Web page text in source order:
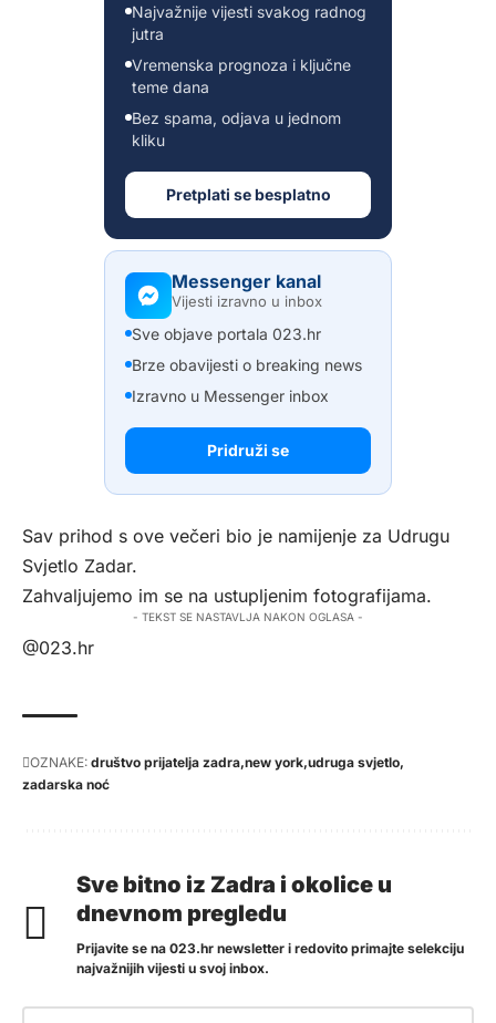
Najvažnije vijesti svakog radnog
jutra
Vremenska prognoza i ključne
teme dana
Bez spama, odjava u jednom
kliku
Pretplati se besplatno
Messenger kanal
Vijesti izravno u inbox
Sve objave portala 023.hr
Brze obavijesti o breaking news
Izravno u Messenger inbox
Pridruži se
Sav prihod s ove večeri bio je namijenje za Udrugu
Svjetlo Zadar.
Zahvaljujemo im se na ustupljenim fotografijama.
- TEKST SE NASTAVLJA NAKON OGLASA -
@023.hr
OZNAKE: društvo prijatelja zadra new york udruga svjetlo
zadarska noć
Sve bitno iz Zadra i okolice u
dnevnom pregledu
Prijavite se na 023.hr newsletter i redovito primajte selekciju
najvažnijih vijesti u svoj inbox.